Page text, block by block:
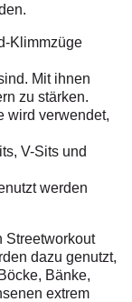
Klimmzüge
Mit ihnen
zu stärken.
wird verwendet,
V-Sits und
werden
Streetworkout
dazu genutzt,
Bänke,
extrem